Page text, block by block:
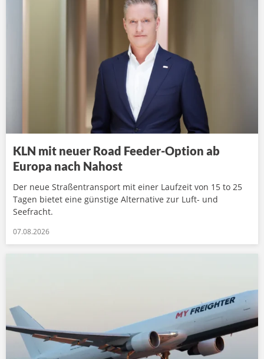
KLN mit neuer Road Feeder-Option ab
Europa nach Nahost
Der neue Straßentransport mit einer Laufzeit von 15 to 25
Tagen bietet eine günstige Alternative zur Luft- und
Seefracht.
07.08.2026